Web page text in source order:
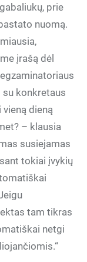
prie
nuomą.
įrašą dėl
konkretaus
dieną
– klausia
susiejamas
tokiai įvykių
tam tikras
netgi